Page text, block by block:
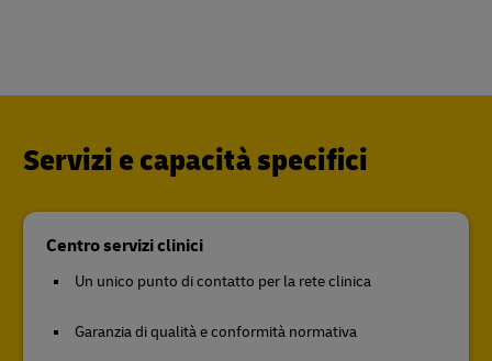
Servizi e capacità specifici
Centro servizi clinici
Un unico punto di contatto per la rete clinica
Garanzia di qualità e conformità normativa